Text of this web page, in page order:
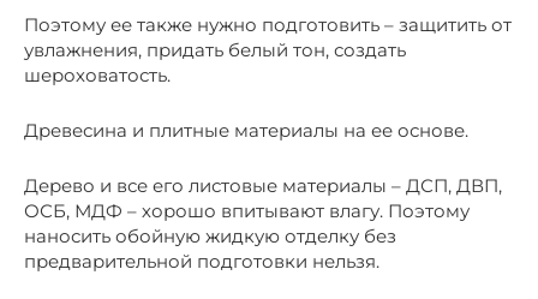
Поэтому ее также нужно подготовить – защитить от
увлажнения, придать белый тон, создать
шероховатость.
Древесина и плитные материалы на ее основе.
Дерево и все его листовые материалы – ДСП, ДВП,
ОСБ, МДФ – хорошо впитывают влагу. Поэтому
наносить обойную жидкую отделку без
предварительной подготовки нельзя.